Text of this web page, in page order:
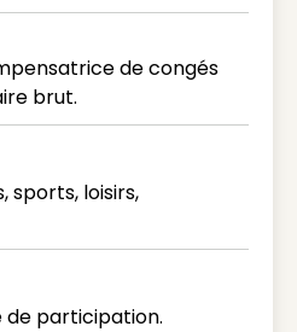
de congés
brut.
sports, loisirs,
de participation.